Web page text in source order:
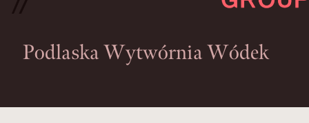
Podlaska Wytwórnia Wódek